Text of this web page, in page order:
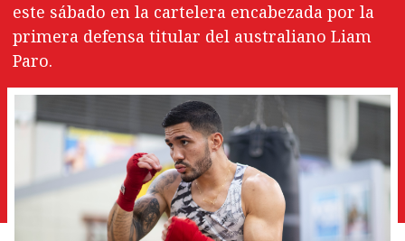
este sábado en la cartelera encabezada por la
primera defensa titular del australiano Liam
Paro.